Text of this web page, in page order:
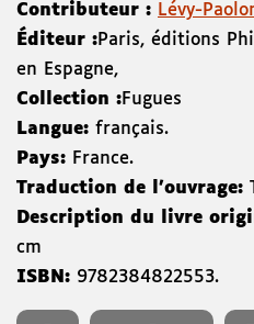
Contributeur : Lévy-
Éditeur :Paris, éditions
en Espagne,
Collection :Fugues
Langue: français.
Pays: France.
Traduction de l'ouvrage:
Description du livre
cm
ISBN: 9782384822553.